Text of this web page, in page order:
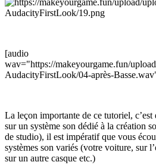
[audio
wav="https://makeyourgame.fun/
AudacityFirstLook/04-après-
La leçon importante de ce tutoriel,
sur un système son dédié à la création
de studio), il est impératif que vous
systèmes son variés (votre voiture, sur
sur un autre casque etc.)